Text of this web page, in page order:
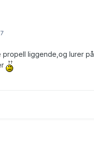
propell liggende,og lurer